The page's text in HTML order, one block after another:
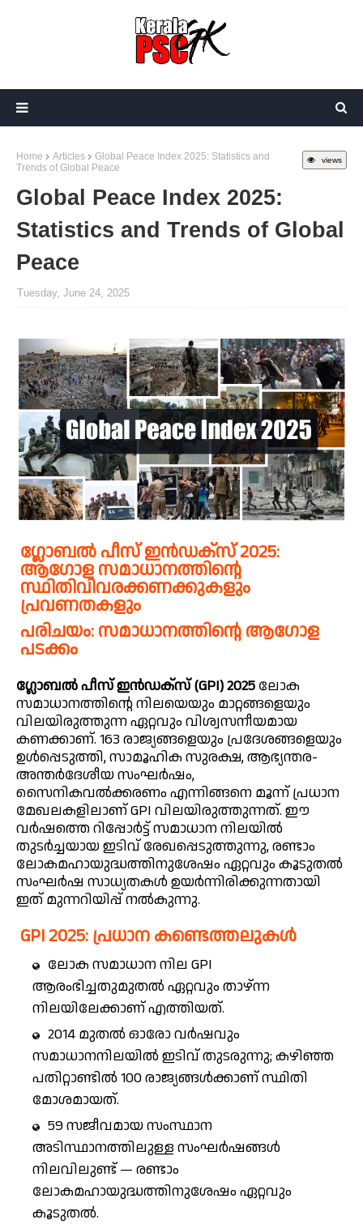
views
Home Articles
Global Peace Index 2025: Statistics and
Trends of Global Peace
Global Peace Index 2025:
Statistics and Trends of Global
Peace
Tuesday, June 24, 2025
ഗ്ലോബൽ പീസ് ഇൻഡക്സ് 2025:
ആഗോള സമാധാനത്തിന്റെ
സ്ഥിതിവിവരക്കണക്കുകളും
പ്രവണതകളും
പരിചയം: സമാധാനത്തിന്റെ ആഗോള
പടക്കം
ഗ്ലോബൽ പീസ് ഇൻഡക്സ് (GPI) 2025 ലോക
സമാധാനത്തിന്റെ നിലയെയും മാറ്റങ്ങളെയും
വിലയിരുത്തുന്ന ഏറ്റവും വിശ്വസനീയമായ
കണക്കാണ്. 163 രാജ്യങ്ങളെയും പ്രദേശങ്ങളെയും
ഉൾപ്പെടുത്തി, സാമൂഹിക സുരക്ഷ, ആഭ്യന്തര-
അന്തർദേശീയ സംഘർഷം,
സൈനികവൽക്കരണം എന്നിങ്ങനെ മൂന്ന് പ്രധാന
മേഖലകളിലാണ് GPI വിലയിരുത്തുന്നത്. ഈ
വർഷത്തെ റിപ്പോർട്ട് സമാധാന നിലയിൽ
തുടർച്ചയായ ഇടിവ് രേഖപ്പെടുത്തുന്നു, രണ്ടാം
ലോകമഹായുദ്ധത്തിനുശേഷം ഏറ്റവും കൂടുതൽ
സംഘർഷ സാധ്യതകൾ ഉയർന്നിരിക്കുന്നതായി
ഇത് മുന്നറിയിപ്പ് നൽകുന്നു.
GPI 2025: പ്രധാന കണ്ടെത്തലുകൾ
ലോക സമാധാന നില GPI
ആരംഭിച്ചതുമുതൽ ഏറ്റവും താഴ്ന്ന
നിലയിലേക്കാണ് എത്തിയത്.
2014 മുതൽ ഓരോ വർഷവും
സമാധാനനിലയിൽ ഇടിവ് തുടരുന്നു; കഴിഞ്ഞ
പതിറ്റാണ്ടിൽ 100 രാജ്യങ്ങൾക്കാണ് സ്ഥിതി
മോശമായത്.
59 സജീവമായ സംസ്ഥാന
അടിസ്ഥാനത്തിലുള്ള സംഘർഷങ്ങൾ
നിലവിലുണ്ട് — രണ്ടാം
ലോകമഹായുദ്ധത്തിനുശേഷം ഏറ്റവും
കൂടുതൽ.